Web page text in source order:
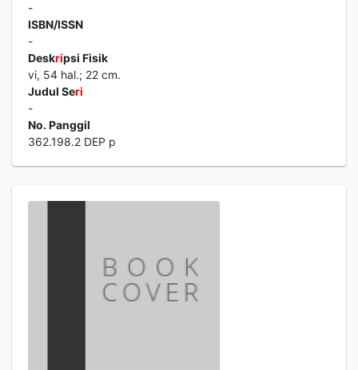
-
ISBN/ISSN
-
Deskripsi Fisik
vi, 54 hal.; 22 cm.
Judul Seri
-
No. Panggil
362.198.2 DEP p